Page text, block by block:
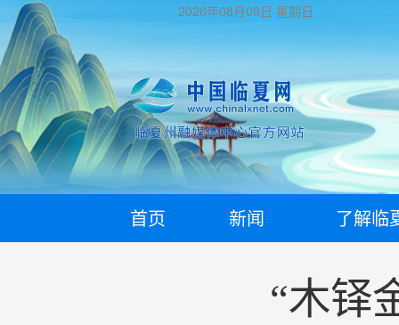
2026年08月09日 星期日
首页 新闻 了解临
“木铎